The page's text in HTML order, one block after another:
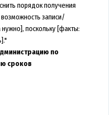
порядок получения
возможность записи/
нужно], поскольку [факты:
по
сроков